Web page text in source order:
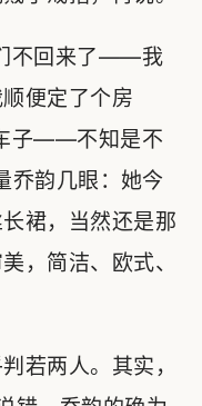
不回来了——我
便定了个房
子——不知是不
乔韵几眼：她今
裙，当然还是那
，简洁、欧式、
若两人。其实，